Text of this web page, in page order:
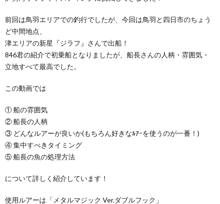
前回は鳥羽エリアでの釣行でしたが、今回は鳥羽と四日市のちょう
ど中間地点、
津エリアの新星『ジラフ』さんで出船！
846君の紹介で初乗船となりましたが、船長さんの人柄・雰囲気・
立地すべて最高でした。
この動画では
① 船の雰囲気
② 船長の人柄
③ どんなルアーが良いか(もちろん好きなﾙｱｰを使うのが一番！)
④ 集中すべきタイミング
⑤ 船長の魚の処理方法
について詳しく紹介しています！
使用ルアーは「メタルマジック Ver.ダブルフック」